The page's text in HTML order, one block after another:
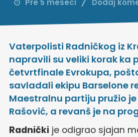
Vaterpolisti Radničkog iz
napravili su veliki korak ka
četvrtfinale Evrokupa,
savladali ekipu Barselone
Maestralnu partiju pružio
Rašović, a revanš je na
Radnički je odigrao sjajan